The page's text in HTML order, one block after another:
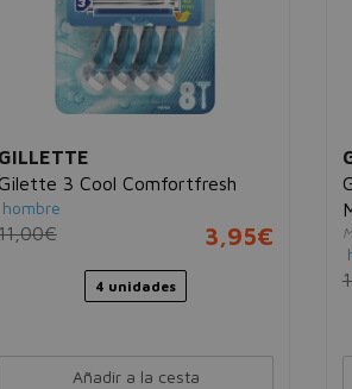
GILLETTE
Gilette 3 Cool Comfortfresh
hombre
3,95€
4 unidades
Añadir a la cesta